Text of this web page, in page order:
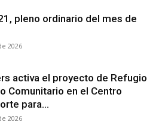
pleno ordinario del mes de
2026
activa el proyecto de Refugio
Comunitario en el Centro
para...
2026